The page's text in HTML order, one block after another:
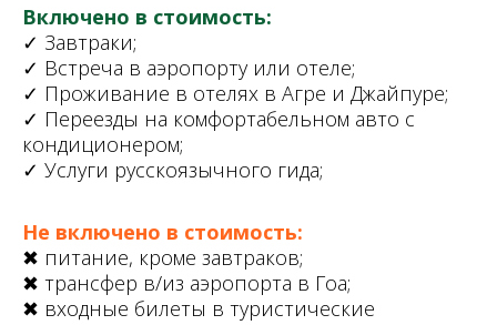
Включено в стоимость:
✓ Завтраки;
✓ Встреча в аэропорту или отеле;
✓ Проживание в отелях в Агре и Джайпуре;
✓ Переезды на комфортабельном авто с
кондиционером;
✓ Услуги русскоязычного гида;
Не включено в стоимость:
✖ питание, кроме завтраков;
✖ трансфер в/из аэропорта в Гоа;
✖ входные билеты в туристические